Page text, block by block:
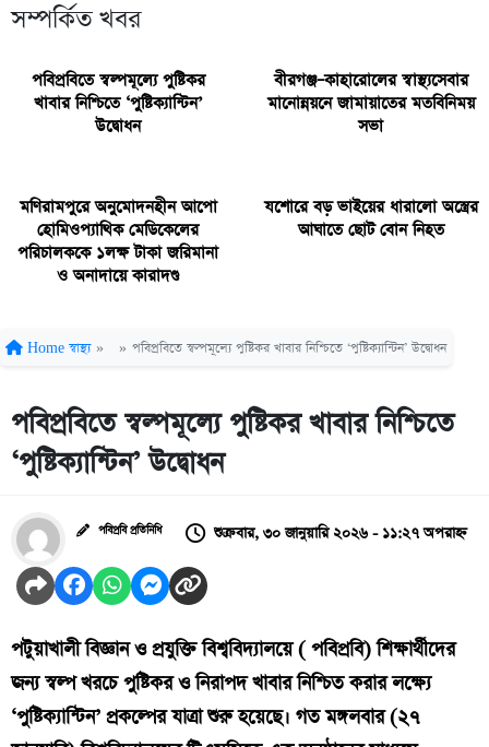
সম্পর্কিত খবর
পবিপ্রবিতে স্বল্পমূল্যে পুষ্টিকর
খাবার নিশ্চিতে ‘পুষ্টিক্যান্টিন’
উদ্বোধন
বীরগঞ্জ–কাহারোলের স্বাস্থ্যসেবার
মানোন্নয়নে জামায়াতের মতবিনিময়
সভা
মণিরামপুরে অনুমোদনহীন আপো
হোমিওপ্যাথিক মেডিকেলের
পরিচালককে ১লক্ষ টাকা জরিমানা
ও অনাদায়ে কারাদণ্ড
যশোরে বড় ভাইয়ের ধারালো অস্ত্রের
আঘাতে ছোট বোন নিহত
Home স্বাস্থ্য » » পবিপ্রবিতে স্বল্পমূল্যে পুষ্টিকর খাবার নিশ্চিতে ‘পুষ্টিক্যান্টিন’ উদ্বোধন
পবিপ্রবিতে স্বল্পমূল্যে পুষ্টিকর খাবার নিশ্চিতে
‘পুষ্টিক্যান্টিন’ উদ্বোধন
পবিপ্রবি প্রতিনিধি শুক্রবার, ৩০ জানুয়ারি ২০২৬ - ১১:২৭ অপরাহ্ন
​পটুয়াখালী বিজ্ঞান ও প্রযুক্তি বিশ্ববিদ্যালয়ে ( পবিপ্রবি) শিক্ষার্থীদের
জন্য স্বল্প খরচে পুষ্টিকর ও নিরাপদ খাবার নিশ্চিত করার লক্ষ্যে
‘পুষ্টিক্যান্টিন’ প্রকল্পের যাত্রা শুরু হয়েছে। গত মঙ্গলবার (২৭